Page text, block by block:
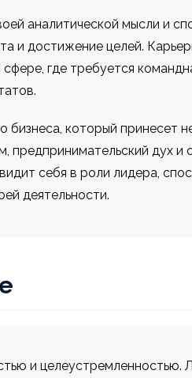
аналитической мысли и
и достижение целей.
где требуется
который принесет
предпринимательский дух
себя в роли лидера,
деятельности.
и